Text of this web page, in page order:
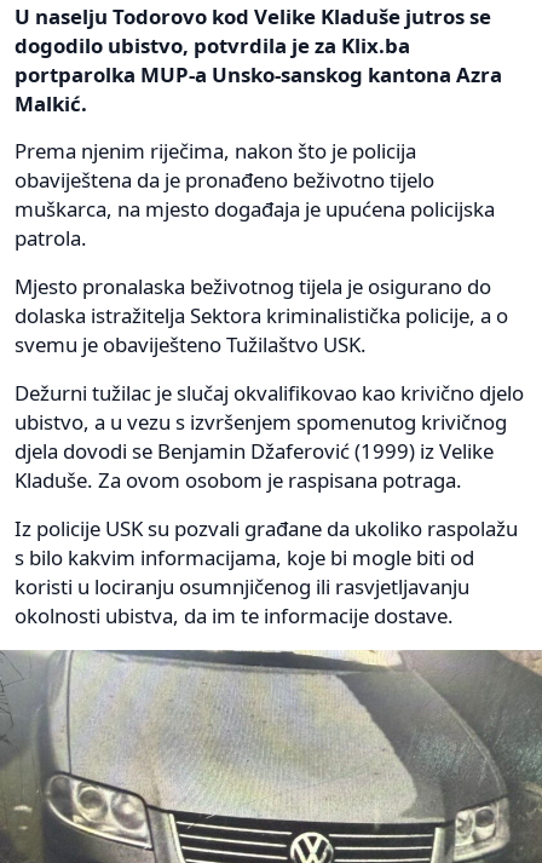
U naselju Todorovo kod Velike Kladuše jutros se
dogodilo ubistvo, potvrdila je za Klix.ba
portparolka MUP-a Unsko-sanskog kantona Azra
Malkić.
Prema njenim riječima, nakon što je policija
obaviještena da je pronađeno beživotno tijelo
muškarca, na mjesto događaja je upućena policijska
patrola.
Mjesto pronalaska beživotnog tijela je osigurano do
dolaska istražitelja Sektora kriminalistička policije, a o
svemu je obaviješteno Tužilaštvo USK.
Dežurni tužilac je slučaj okvalifikovao kao krivično djelo
ubistvo, a u vezu s izvršenjem spomenutog krivičnog
djela dovodi se Benjamin Džaferović (1999) iz Velike
Kladuše. Za ovom osobom je raspisana potraga.
Iz policije USK su pozvali građane da ukoliko raspolažu
s bilo kakvim informacijama, koje bi mogle biti od
koristi u lociranju osumnjičenog ili rasvjetljavanju
okolnosti ubistva, da im te informacije dostave.